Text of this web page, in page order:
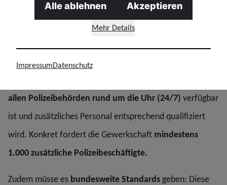
allen Polizeibehörden rund um die Uhr (24/7) verfügbar
ist und zusätzliches Personal entsprechend qualifiziert
wird. Konkret fordert die Gewerkschaft mindestens
1.000 zusätzliche Polizeibeschäftigte.
Zudem müsse es bundesweite Standards geben: Diese
Mehr Details
Alle ablehnen Akzeptieren
ImpressumDatenschutz